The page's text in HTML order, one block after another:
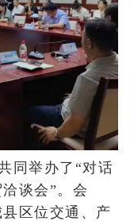
同举办了“对话
谈会”。会
区位交通、产